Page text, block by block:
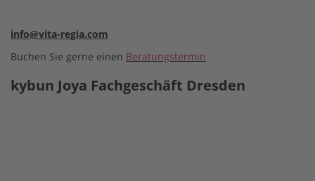
info@vita-regia.com
Buchen Sie gerne einen Beratungstermin
kybun Joya Fachgeschäft Dresden